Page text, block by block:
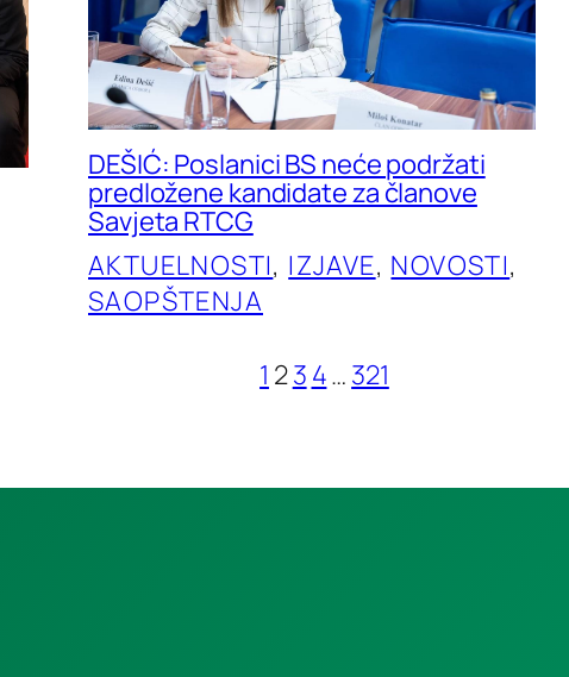
DEŠIĆ: Poslanici BS neće podržati
predložene kandidate za članove
Savjeta RTCG
AKTUELNOSTI, IZJAVE, NOVOSTI
SAOPŠTENJA
1 23 4… 321